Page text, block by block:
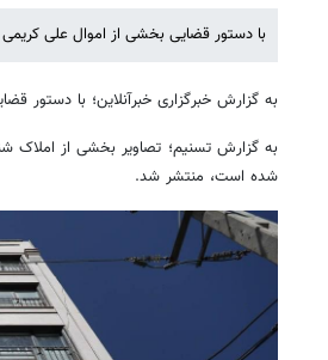
با دستور قضایی بخشی از اموال علی
به گزارش خبرگزاری خبرآنلاین؛ با
به گزارش تسنیم؛ تصاویر بخشی از املاک
شده است، منتشر شد.